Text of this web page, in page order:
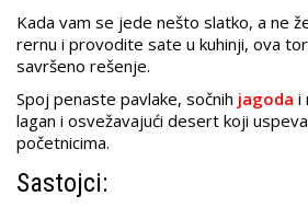
Kada vam se jede nešto slatko, a ne
rernu i provodite sate u kuhinji, ova
savršeno rešenje.
Spoj penaste pavlake, sočnih jagoda i
lagan i osvežavajući desert koji
početnicima.
Sastojci: